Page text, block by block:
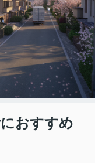
おすすめ